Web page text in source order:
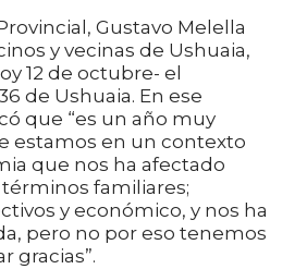
Gustavo Melella
y vecinas de Ushuaia,
12 de octubre- el
de Ushuaia. En ese
que “es un año muy
estamos en un contexto
que nos ha afectado
familiares;
y económico, y nos ha
pero no por eso tenemos
gracias”.